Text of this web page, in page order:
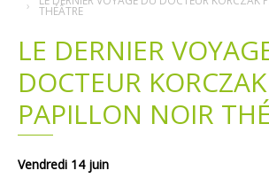
THÉÂTRE
LE DERNIER
DOCTEUR
PAPILLON NOIR
Vendredi 14 juin
Demandes légales
Emploi
Marchés publics